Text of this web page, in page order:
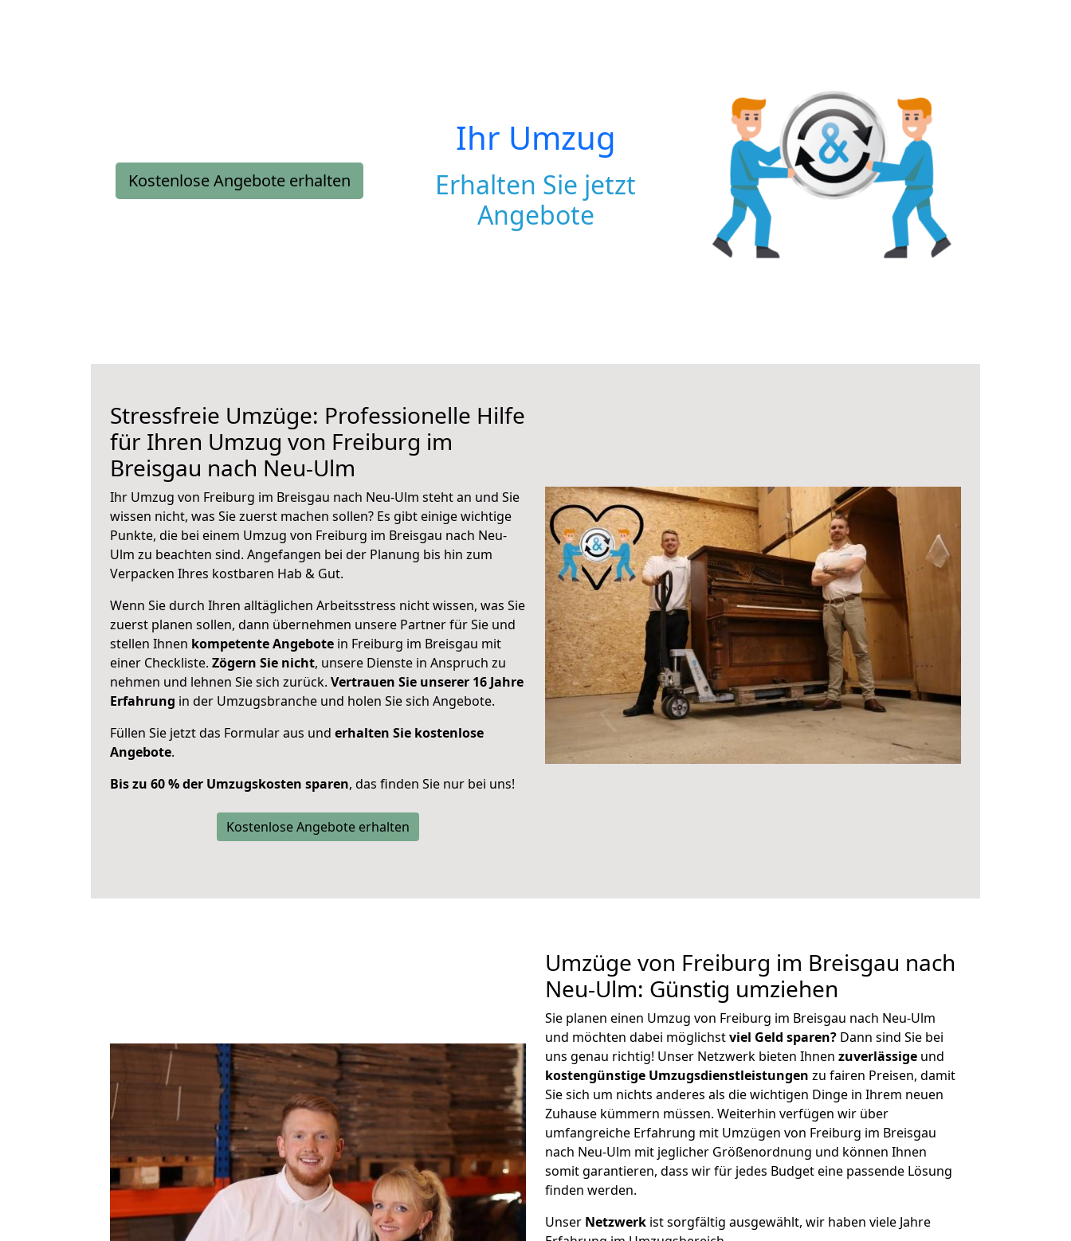
Kostenlose Angebote erhalten
Ihr Umzug
Erhalten Sie jetzt
Angebote
Stressfreie Umzüge: Professionelle Hilfe
für Ihren Umzug von Freiburg im
Breisgau nach Neu-Ulm
Ihr Umzug von Freiburg im Breisgau nach Neu-Ulm steht an und Sie
wissen nicht, was Sie zuerst machen sollen? Es gibt einige wichtige
Punkte, die bei einem Umzug von Freiburg im Breisgau nach Neu-
Ulm zu beachten sind. Angefangen bei der Planung bis hin zum
Verpacken Ihres kostbaren Hab & Gut.
Wenn Sie durch Ihren alltäglichen Arbeitsstress nicht wissen, was Sie
zuerst planen sollen, dann übernehmen unsere Partner für Sie und
stellen Ihnen kompetente Angebote in Freiburg im Breisgau mit
einer Checkliste. Zögern Sie nicht, unsere Dienste in Anspruch zu
nehmen und lehnen Sie sich zurück. Vertrauen Sie unserer 16 Jahre
Erfahrung in der Umzugsbranche und holen Sie sich Angebote.
Füllen Sie jetzt das Formular aus und erhalten Sie kostenlose
Angebote.
Bis zu 60 % der Umzugskosten sparen, das finden Sie nur bei uns!
Kostenlose Angebote erhalten
Umzüge von Freiburg im Breisgau nach
Neu-Ulm: Günstig umziehen
Sie planen einen Umzug von Freiburg im Breisgau nach Neu-Ulm
und möchten dabei möglichstviel Geld sparen? Dann sind Sie bei
uns genau richtig! Unser Netzwerk bieten Ihnen zuverlässige und
kostengünstige Umzugsdienstleistungen zu fairen Preisen, damit
Sie sich um nichts anderes als die wichtigen Dinge in Ihrem neuen
Zuhause kümmern müssen. Weiterhin verfügen wir über
umfangreiche Erfahrung mit Umzügen von Freiburg im Breisgau
nach Neu-Ulm mit jeglicher Größenordnung und können Ihnen
somit garantieren, dass wir für jedes Budget eine passende Lösung
finden werden.
Unser Netzwerk ist sorgfältig ausgewählt, wir haben viele Jahre